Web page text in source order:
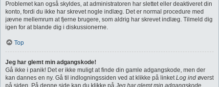
Problemet kan også skyldes, at administratoren har slettet eller deaktiveret din
konto, fordi du ikke har skrevet nogle indlæg. Det er normal procedure med
jævne mellemrum at fjerne brugere, som aldrig har skrevet indlæg. Tilmeld dig
igen for at blande dig i diskussionerne.
Top
Jeg har glemt min adgangskode!
Gå ikke i panik! Det er ikke muligt at finde din gamle adgangskode, men der
kan dannes en ny. Gå til indlogningssiden ved at klikke på linketLog ind øverst
på siden. På denne side kan du klikke på Jeg har glemt min adgangskode